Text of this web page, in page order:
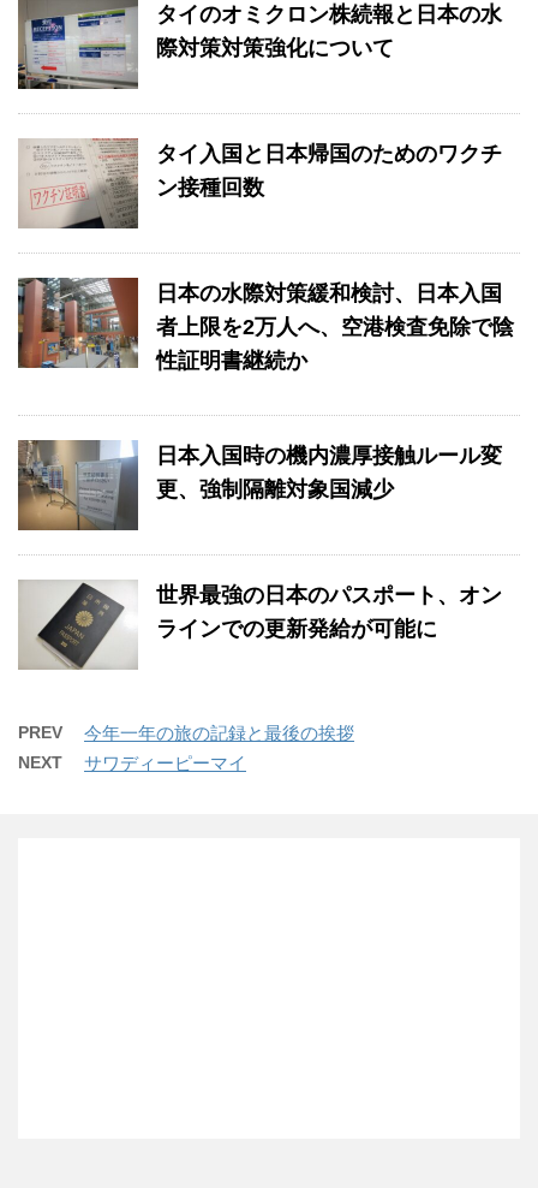
タイのオミクロン株続報と日本の水
際対策対策強化について
タイ入国と日本帰国のためのワクチ
ン接種回数
日本の水際対策緩和検討、日本入国
者上限を2万人へ、空港検査免除で陰
性証明書継続か
日本入国時の機内濃厚接触ルール変
更、強制隔離対象国減少
世界最強の日本のパスポート、オン
ラインでの更新発給が可能に
PREV 今年一年の旅の記録と最後の挨拶
NEXT サワディーピーマイ